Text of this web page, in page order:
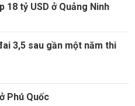
18 tỷ USD ở Quảng Ninh
3,5 sau gần một năm thi
Phú Quốc